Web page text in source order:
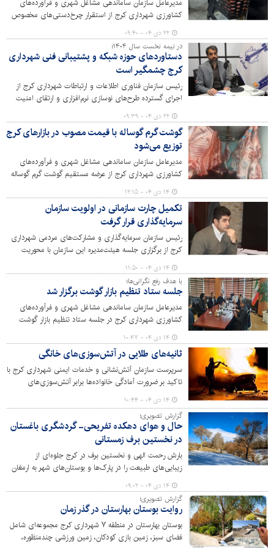
مدیرعامل سازمان ساماندهی مشاغل شهری و فرآورده‌های
کشاورزی شهرداری کرج از استقرار چرخ‌دستی‌های مخصوص
حمل بار در بازارهای روز میوه و تره‌بار کرج در راستای ارتقای
سطح خدمات‌رسانی و رفاه شهروندان خبر داد.
۲۲ دی ۰۴ - ۰۹:۴۰
در نیمه نخست سال ۱۴۰۴؛
دستاوردهای حوزه شبکه و پشتیبانی فنی شهرداری
کرج چشمگیر است
رئیس سازمان فناوری اطلاعات و ارتباطات شهرداری کرج از
اجرای گسترده طرح‌های نوسازی نرم‌افزاری و ارتقای امنیت
خبر داد.
۲۲ دی ۰۴ - ۰۹:۳۹
گوشت گرم گوساله با قیمت مصوب در بازارهای کرج
توزیع می‌شود
مدیرعامل سازمان ساماندهی مشاغل شهری و فرآورده‌های
کشاورزی شهرداری کرج از عرضه‌ مستقیم گوشت گرم گوساله
در بازارهای روز میوه و تره‌بار در راستای اجرای سیاست‌های
تنظیم بازار و تامین کالاهای اساسی با کیفیت و قیمت مناسب
برای شهروندان، خبر داد.
۱۴ دی ۰۴ - ۱۲:۱۵
تکمیل چارت سازمانی در اولویت سازمان
سرمایه‌گذاری قرار گرفت
رئیس سازمان سرمایه‌گذاری و مشارکت‌های مردمی شهرداری
کرج از برگزاری جلسه هیئت‌مدیره این سازمان با محوریت
ساماندهی ساختار اداری و تکمیل چارت سازمانی خبر داد و
گفت: ایجاد ساختاری منسجم و تخصص‌محور، نقش مؤثری
در ارتقای بهره‌وری، شفافیت و تسریع فرآیندهای اجرایی
خواهد داشت.
۱۴ دی ۰۴ - ۱۱:۵۰
با هدف رفع نگرانی‌ها؛
جلسه ستاد تنظیم بازار گوشت برگزار شد
مدیرعامل سازمان ساماندهی مشاغل شهری و فرآورده‌های
کشاورزی شهرداری کرج در جلسه ستاد تنظیم بازار گوشت
گفت: تنظیم بازار باید به اقدامات ملموس و اثرگذاری منجر
شود که مردم نتیجه آن را در زندگی روزمره خود احساس کنند.
۱۴ دی ۰۴ - ۱۰:۴۷
ثانیه‌های طلایی در آتش‌سوزی‌های خانگی
سرپرست سازمان آتش‌نشانی و خدمات ایمنی شهرداری کرج با
تاکید بر ضرورت آمادگی خانواده‌ها برابر آتش‌سوزی‌های
خانگی، آموزش اعضای خانواده، رعایت نکات ایمنی و تمرین
خروج اضطراری را عاملی تعیین‌کننده در نجات جان شهروندان
دانست.
۱۴ دی ۰۴ - ۱۰:۴۴
گزارش تصویری؛
حال و هوای دهکده تفریحی- گردشگری باغستان
در نخستین برف زمستانی
بارش رحمت الهی و نخستین برف در کرج جلوه‌ای از
زیبایی‌های طبیعت را در پارک‌ها و بوستان‌های شهر به ارمغان
آورد. این حال و هوا در دهکده تفریحی - گردشگری باغستان
انعکاس و جلوه‌ای ویژه داشت.
۱۴ دی ۰۴ - ۰۹:۰۲
گزارش تصویری؛
روایت بوستان بهارستان در گذر زمان
بوستان بهارستان در منطقه ۷ شهرداری کرج مجموعه‌ای شامل
فضای سبز، زمین بازی کودکان، زمین ورزشی چندمنظوره،